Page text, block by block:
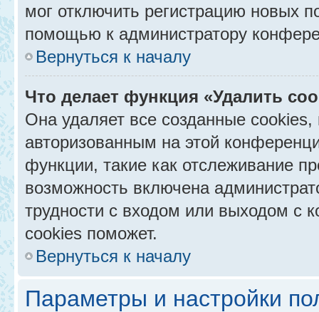
мог отключить регистрацию новых
помощью к администратору
Вернуться к началу
Что делает функция «Удалить
Она удаляет все созданные
авторизованным на этой
функции, такие как отслеживание
возможность включена
трудности с входом или выходом с
cookies поможет.
Вернуться к началу
Параметры и настройки